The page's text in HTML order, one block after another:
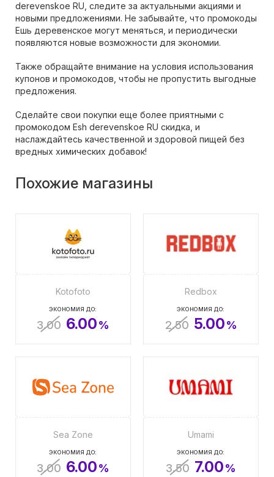
derevenskoe RU, следите за актуальными акциями и
новыми предложениями. Не забывайте, что промокоды
Ешь деревенское могут меняться, и периодически
появляются новые возможности для экономии.
Также обращайте внимание на условия использования
купонов и промокодов, чтобы не пропустить выгодные
предложения.
Сделайте свои покупки еще более приятными с
промокодом Esh derevenskoe RU скидка, и
наслаждайтесь качественной и здоровой пищей без
вредных химических добавок!
Похожие магазины
Kotofoto
ЭКОНОМИЯ ДО:
3.00 6.00%
Redbox
ЭКОНОМИЯ ДО:
2.50 5.00%
Sea Zone
ЭКОНОМИЯ ДО:
3.00 6.00%
Umami
ЭКОНОМИЯ ДО:
3.50 7.00%